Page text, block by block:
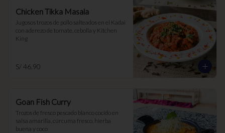
Chicken Tikka Masala
Jugosos trozos de pollo salteados en el Kadai
con aderezo de tomate, cebolla y Kitchen
King
S/ 46.90
Goan Fish Curry
Trozos de fresco pescado blanco cocido en
salsa amarilla, cúrcuma fresco, hierba
buena y coco